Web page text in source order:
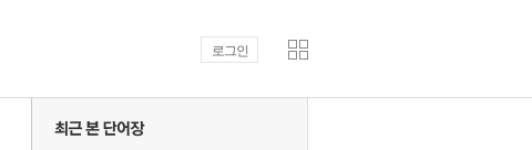
로그인